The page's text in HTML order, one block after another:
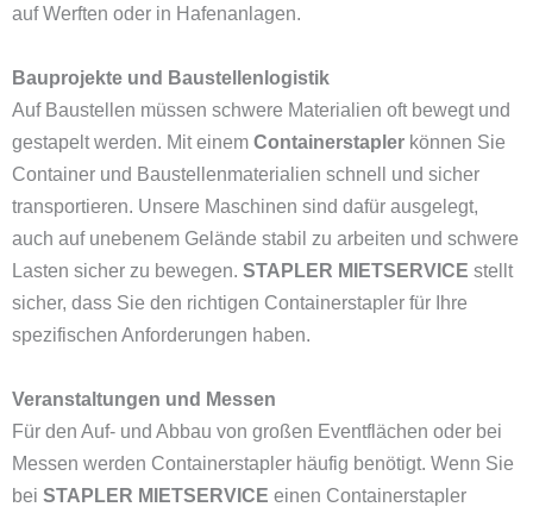
auf Werften oder in Hafenanlagen.
Bauprojekte und Baustellenlogistik
Auf Baustellen müssen schwere Materialien oft bewegt und
gestapelt werden. Mit einem Containerstapler können Sie
Container und Baustellenmaterialien schnell und sicher
transportieren. Unsere Maschinen sind dafür ausgelegt,
auch auf unebenem Gelände stabil zu arbeiten und schwere
Lasten sicher zu bewegen. STAPLER MIETSERVICE stellt
sicher, dass Sie den richtigen Containerstapler für Ihre
spezifischen Anforderungen haben.
Veranstaltungen und Messen
Für den Auf- und Abbau von großen Eventflächen oder bei
Messen werden Containerstapler häufig benötigt. Wenn Sie
bei STAPLER MIETSERVICE einen Containerstapler